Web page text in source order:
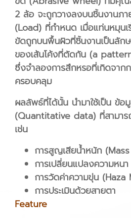
2 ล้อ จะถูกวางลงบนชิ้นงานภ
(Load) ที่กำหนด เมื่อแท่นหมุนเ
ขัดถูกบนพื้นผิวที่ชิ้นงานเป็นลัก
ของเส้นโค้งที่ตัดกัน (a
ซึ่งจำลองการสึกหรอที่เกิดจาก
ครอบคลุม
ผลลัพธ์ที่ได้นั้น นำมาใช้เป็น ข้อ
(Quantitative data) ที่สามาร
เช่น
การสูญเสียน้ำหนัก
การเปลี่ยนแปลงความหน
การวัดค่าความขุ่น
การประเมินด้วยสายตา
Feature